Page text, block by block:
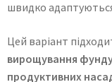
швидко адаптуються
Цей варіант
вирощування
продуктивних